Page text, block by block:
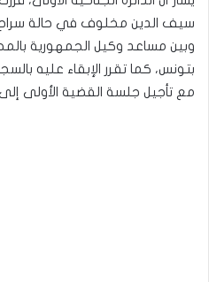
سيف الدين مخلوف في حالة
وبين مساعد وكيل الجمهورية
بتونس، كما تقرر الإبقاء عليه
مع تأجيل جلسة القضية الأولى إلى يوم 27